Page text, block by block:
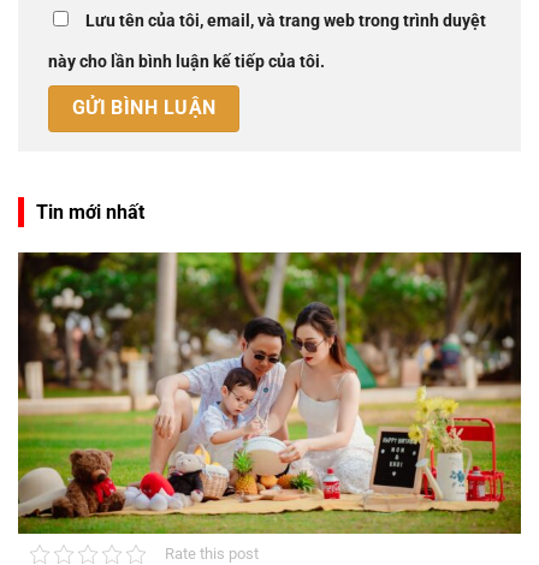
Lưu tên của tôi, email, và trang web trong trình duyệt
này cho lần bình luận kế tiếp của tôi.
Tin mới nhất
Rate this post